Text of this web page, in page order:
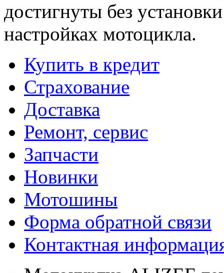
достигнуты без
настройках мотоцикла.
Купить в кредит
Страхование
Доставка
Ремонт, сервис
Запчасти
Новинки
Мотошины
Форма обратной связи
Контактная